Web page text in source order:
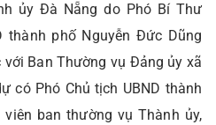
ủy Đà Nẵng do Phó Bí Thư
thành phố Nguyễn Đức Dũng
Ban Thường vụ Đảng ủy xã
có Phó Chủ tịch UBND thành
ban thường vụ Thành ủy,